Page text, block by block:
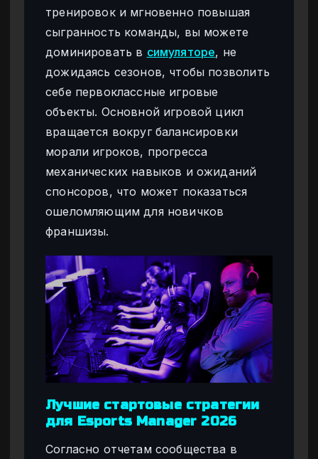
тренировок и мгновенно повышая
сыгранность команды, вы можете
доминировать в симуляторе, не
дожидаясь сезонов, чтобы позволить
себе первоклассные игровые
объекты. Основной игровой цикл
вращается вокруг балансировки
морали игроков, прогресса
механических навыков и ожиданий
спонсоров, что может показаться
ошеломляющим для новичков
франшизы.
Лучшие стартовые стратегии
для Esports Manager 2026
Согласно отчетам сообщества в